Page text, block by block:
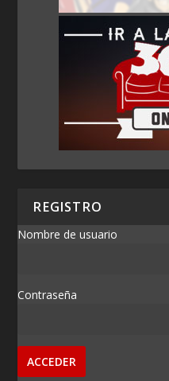
REGISTRO
Nombre de usuario
Contraseña